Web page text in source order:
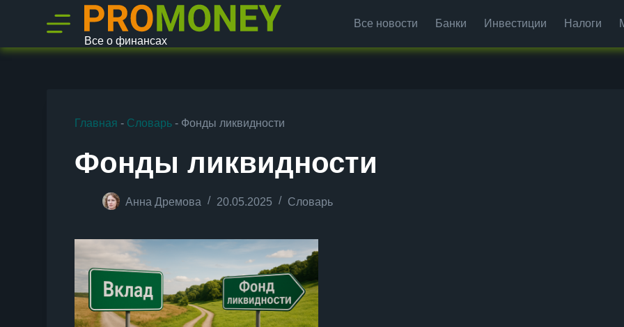
е
Все о финансах
Все новости Банки Инвестиции Налоги
Главная - Словарь - Фонды ликвидности
Фонды ликвидности
Анна Дремова 20.05.2025 Словарь